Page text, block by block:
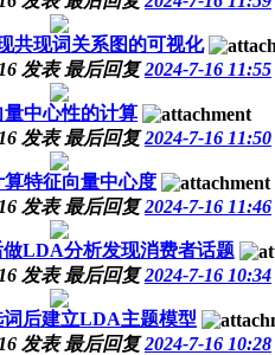
共现词关系图的可视化
发表 最后回复2024-7-16 11:55
量中心性的计算
发表 最后回复2024-7-16 11:50
特征向量中心度
发表 最后回复2024-7-16 11:46
LDA分析发现消费者话题
发表 最后回复2024-7-16 10:34
后建立LDA主题模型
发表 最后回复2024-7-16 10:28